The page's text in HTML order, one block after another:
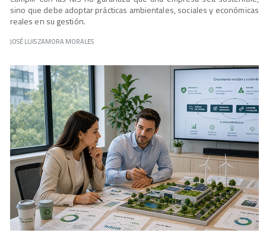
sino que debe adoptar prácticas ambientales, sociales y económicas
reales en su gestión.
JOSÉ LUIS ZAMORA MORALES